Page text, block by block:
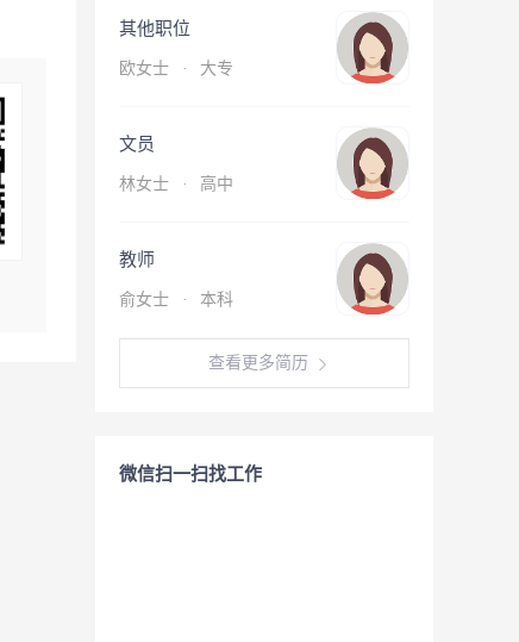
其他职位
欧女士 · 大专
文员
林女士 · 高中
教师
俞女士 · 本科
查看更多简历
微信扫一扫找工作